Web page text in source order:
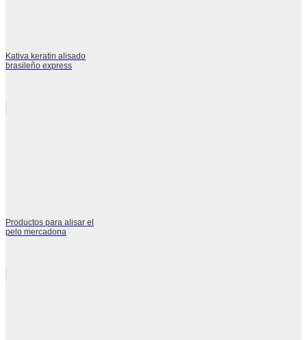
Kativa keratin alisado
brasileño express
Productos para alisar el
pelo mercadona